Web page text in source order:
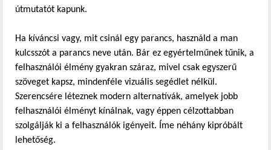
útmutatót kapunk.
Ha kíváncsi vagy, mit csinál egy parancs, használd a man
kulcsszót a parancs neve után. Bár ez egyértelműnek tűnik, a
felhasználói élmény gyakran száraz, mivel csak egyszerű
szöveget kapsz, mindenféle vizuális segédlet nélkül.
Szerencsére léteznek modern alternatívák, amelyek jobb
felhasználói élményt kínálnak, vagy éppen célzottabban
szolgálják ki a felhasználók igényeit. Íme néhány kipróbált
lehetőség.